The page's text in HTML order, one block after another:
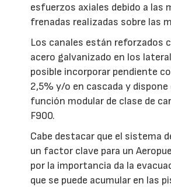
esfuerzos axiales debido a las
frenadas realizadas sobre las
Los canales están reforzados
acero galvanizado en los
posible incorporar pendiente
2,5% y/o en cascada y dispone
función modular de clase de
F900.
Cabe destacar que el sistema
un factor clave para un
por la importancia da la
que se puede acumular en las